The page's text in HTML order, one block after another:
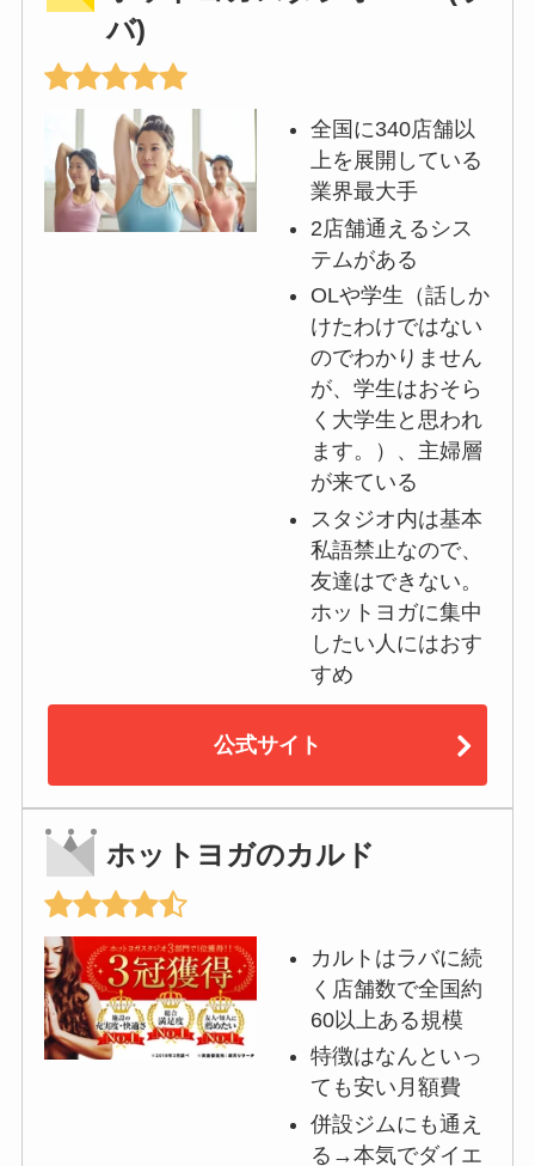
バ)
全国に340店舗以
上を展開している
業界最大手
2店舗通えるシス
テムがある
OLや学生（話しか
けたわけではない
のでわかりません
が、学生はおそら
く大学生と思われ
ます。）、主婦層
が来ている
スタジオ内は基本
私語禁止なので、
友達はできない。
ホットヨガに集中
したい人にはおす
すめ
公式サイト
ホットヨガのカルド
カルトはラバに続
く店舗数で全国約
60以上ある規模
特徴はなんといっ
ても安い月額費
併設ジムにも通え
る→本気でダイエ